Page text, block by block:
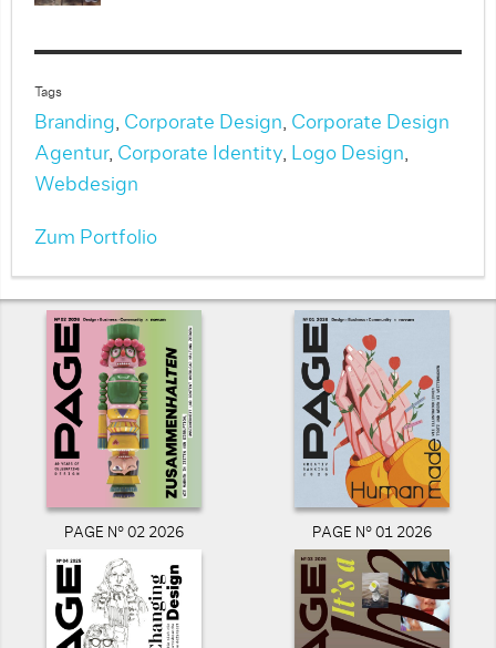
Tags
Branding, Corporate Design, Corporate Design
Agentur, Corporate Identity, Logo Design,
Webdesign
Zum Portfolio
PAGE N° 02 2026 PAGE N° 01 2026